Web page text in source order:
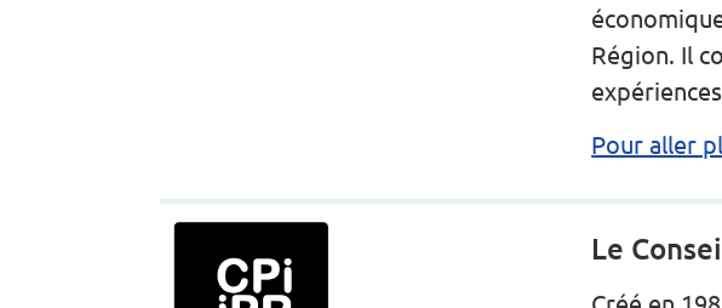
Région. Il
Pour aller
Le